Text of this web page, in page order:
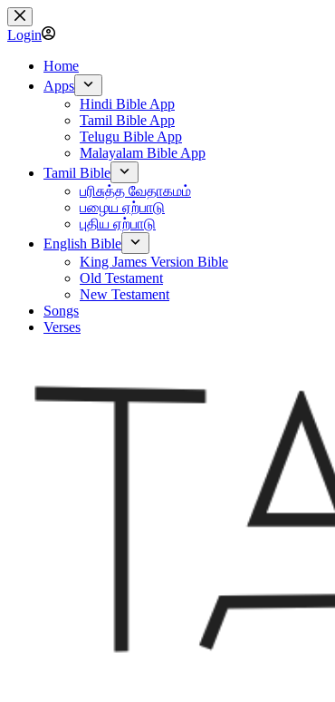
Skip
to
content
Login
Home
Apps
Hindi Bible App
Tamil Bible App
Telugu Bible App
Malayalam Bible App
Tamil Bible
பரிசுத்த வேதாகமம்
பழைய ஏற்பாடு
புதிய ஏற்பாடு
English Bible
King James Version Bible
Old Testament
New Testament
Songs
Verses